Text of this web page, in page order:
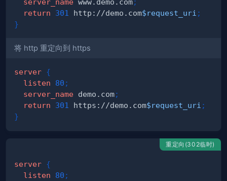
server_name www.demo.com;
return
301 http://demo.com$request_uri ;
}
将 http 重定向到 https
server {
listen
80 ;
server_name demo.com;
return
301 https://demo.com$request_uri ;
}
重定向(302临时)
server {
listen
80 ;